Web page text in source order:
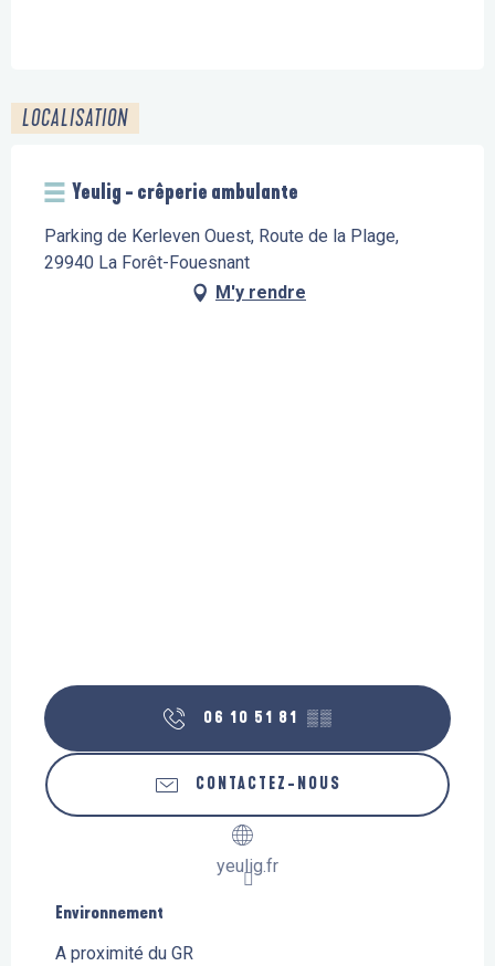
LOCALISATION
Yeulig - crêperie ambulante
Parking de Kerleven Ouest, Route de la Plage,
29940 La Forêt-Fouesnant
M'y rendre
06 10 51 81 ▒▒
CONTACTEZ-NOUS
yeulig.fr
Environnement
Environnement
A proximité du GR